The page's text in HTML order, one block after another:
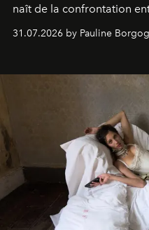
naît de la confrontation
31.07.2026 by Pauline